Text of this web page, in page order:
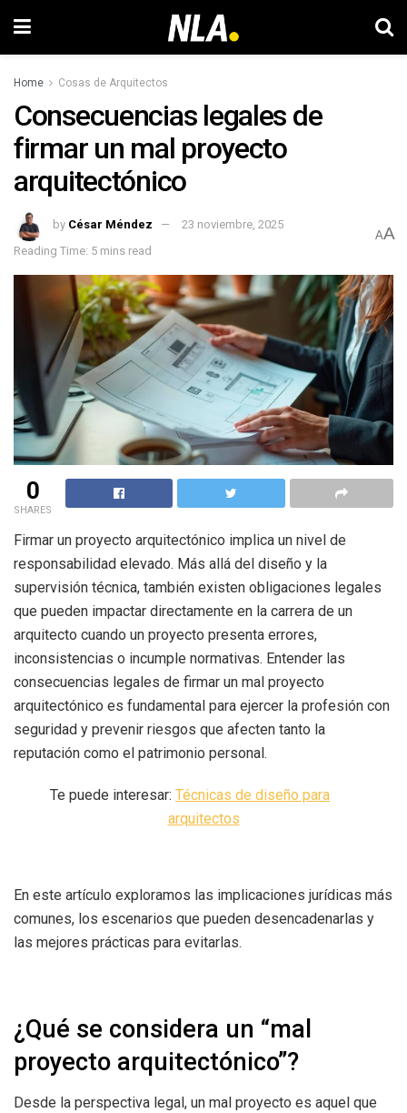
Home Cosas de Arquitectos
Consecuencias legales de
firmar un mal proyecto
arquitectónico
by César Méndez
23 noviembre, 2025
Reading Time: 5 mins read
AA
0
SHARES
Firmar un proyecto arquitectónico implica un nivel de
responsabilidad elevado. Más allá del diseño y la
supervisión técnica, también existen obligaciones legales
que pueden impactar directamente en la carrera de un
arquitecto cuando un proyecto presenta errores,
inconsistencias o incumple normativas. Entender las
consecuencias legales de firmar un mal proyecto
arquitectónico es fundamental para ejercer la profesión con
seguridad y prevenir riesgos que afecten tanto la
reputación como el patrimonio personal.
Te puede interesar: Técnicas de diseño para
arquitectos
En este artículo exploramos las implicaciones jurídicas más
comunes, los escenarios que pueden desencadenarlas y
las mejores prácticas para evitarlas.
¿Qué se considera un “mal
proyecto arquitectónico”?
Desde la perspectiva legal, un mal proyecto es aquel que